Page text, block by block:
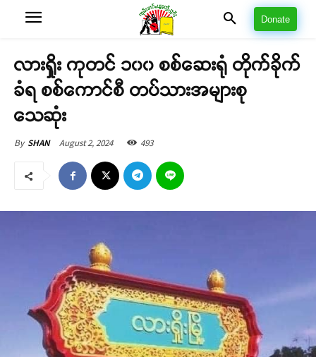
Donate
လားရှိုး ကုတင် ၁၀၀ စစ်ဆေးရုံ တိုက်ခိုက်
ခံရ စစ်ကောင်စီ တပ်သားအများစု
သေဆုံး
By SHAN August 2, 2024 493